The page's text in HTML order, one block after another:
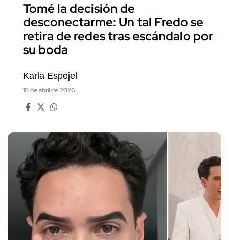
Tomé la decisión de
desconectarme: Un tal Fredo se
retira de redes tras escándalo por
su boda
Karla Espejel
10 de abril de 2026